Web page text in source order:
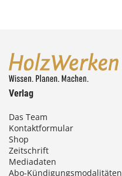
Verlag
Das Team
Kontaktformular
Shop
Zeitschrift
Mediadaten
Abo-Kündigungsmodalitäten